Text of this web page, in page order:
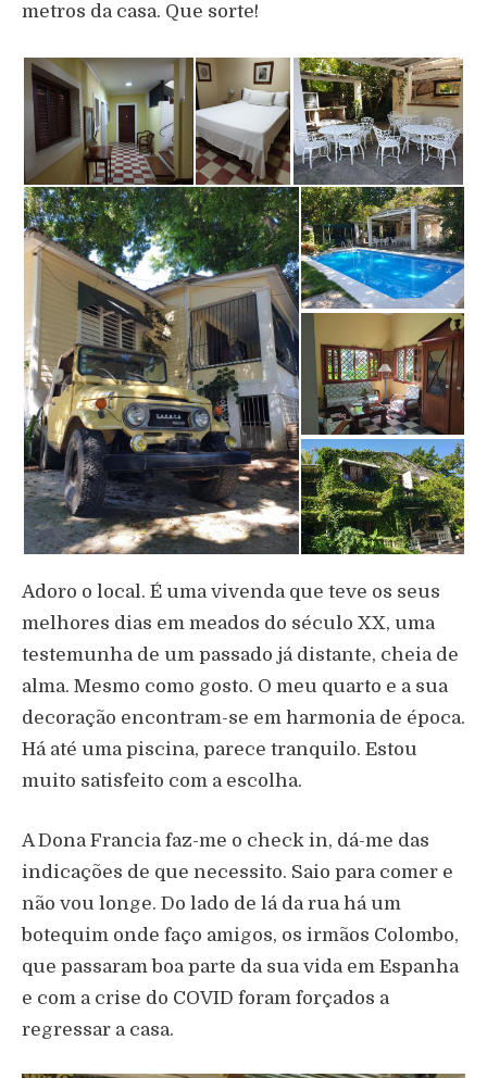
metros da casa. Que sorte!
Adoro o local. É uma vivenda que teve os seus
melhores dias em meados do século XX, uma
testemunha de um passado já distante, cheia de
alma. Mesmo como gosto. O meu quarto e a sua
decoração encontram-se em harmonia de época.
Há até uma piscina, parece tranquilo. Estou
muito satisfeito com a escolha.
A Dona Francia faz-me o check in, dá-me das
indicações de que necessito. Saio para comer e
não vou longe. Do lado de lá da rua há um
botequim onde faço amigos, os irmãos Colombo,
que passaram boa parte da sua vida em Espanha
e com a crise do COVID foram forçados a
regressar a casa.